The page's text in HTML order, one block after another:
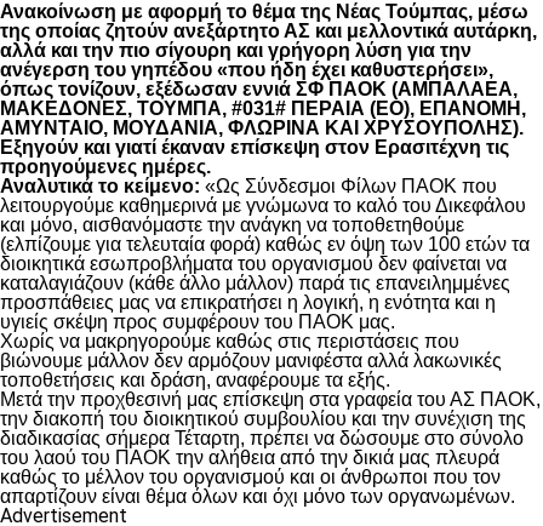
Ανακοίνωση με αφορμή το θέμα της Νέας Τούμπας, μέσω
της οποίας ζητούν ανεξάρτητο ΑΣ και μελλοντικά αυτάρκη,
αλλά και την πιο σίγουρη και γρήγορη λύση για την
ανέγερση του γηπέδου «που ήδη έχει καθυστερήσει»,
όπως τονίζουν, εξέδωσαν εννιά ΣΦ ΠΑΟΚ (ΑΜΠΑΛΑΕΑ,
ΜΑΚΕΔΟΝΕΣ, ΤΟΥΜΠΑ, #031# ΠΕΡΑΙΑ (ΕΟ), ΕΠΑΝΟΜΗ,
ΑΜΥΝΤΑΙΟ, ΜΟΥΔΑΝΙΑ, ΦΛΩΡΙΝΑ ΚΑΙ ΧΡΥΣΟΥΠΟΛΗΣ).
Εξηγούν και γιατί έκαναν επίσκεψη στον Ερασιτέχνη τις
προηγούμενες ημέρες.
Αναλυτικά το κείμενο: «Ως Σύνδεσμοι Φίλων ΠΑΟΚ που
λειτουργούμε καθημερινά με γνώμωνα το καλό του Δικεφάλου
και μόνο, αισθανόμαστε την ανάγκη να τοποθετηθούμε
(ελπίζουμε για τελευταία φορά) καθώς εν όψη των 100 ετών τα
διοικητικά εσωπροβλήματα του οργανισμού δεν φαίνεται να
καταλαγιάζουν (κάθε άλλο μάλλον) παρά τις επανειλημμένες
προσπάθειες μας να επικρατήσει η λογική, η ενότητα και η
υγιείς σκέψη προς συμφέρουν του ΠΑΟΚ μας.
Χωρίς να μακρηγορούμε καθώς στις περιστάσεις που
βιώνουμε μάλλον δεν αρμόζουν μανιφέστα αλλά λακωνικές
τοποθετήσεις και δράση, αναφέρουμε τα εξής.
Μετά την προχθεσινή μας επίσκεψη στα γραφεία του ΑΣ ΠΑΟΚ,
την διακοπή του διοικητικού συμβουλίου και την συνέχιση της
διαδικασίας σήμερα Τέταρτη, πρέπει να δώσουμε στο σύνολο
του λαού του ΠΑΟΚ την αλήθεια από την δικιά μας πλευρά
καθώς το μέλλον του οργανισμού και οι άνθρωποι που τον
απαρτίζουν είναι θέμα όλων και όχι μόνο των οργανωμένων.
Advertisement